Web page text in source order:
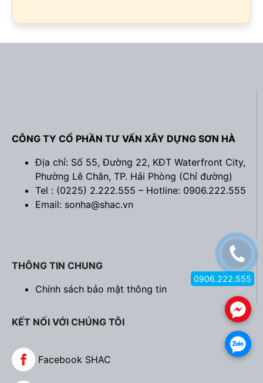
CÔNG TY CỔ PHẦN TƯ VẤN XÂY DỰNG SƠN HÀ
Địa chỉ: Số 55, Đường 22, KĐT Waterfront City,
Phường Lê Chân, TP. Hải Phòng (Chỉ đường)
Tel : (0225) 2.222.555 – Hotline: 0906.222.555
Email: sonha@shac.vn
THÔNG TIN CHUNG
Chính sách bảo mật thông tin
KẾT NỐI VỚI CHÚNG TÔI
Facebook SHAC
.
.
0906.222.555